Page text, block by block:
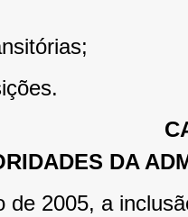
DA
de 2005, a